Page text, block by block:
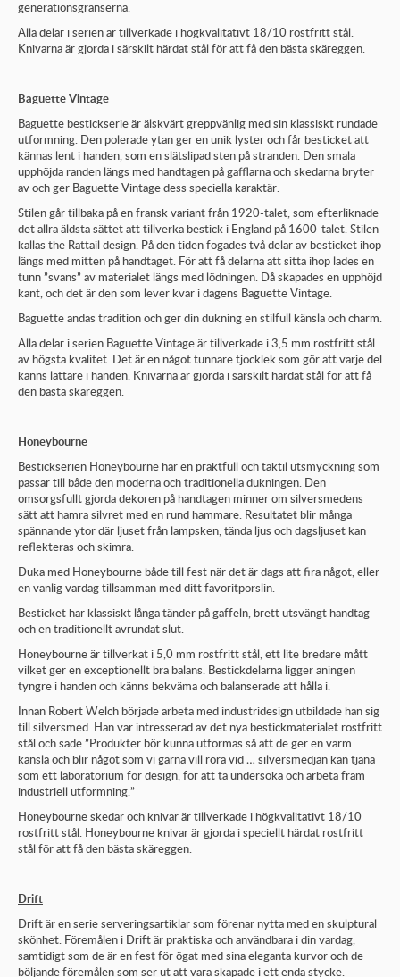
generationsgränserna.
Alla delar i serien är tillverkade i högkvalitativt 18/10 rostfritt stål.
Knivarna är gjorda i särskilt härdat stål för att få den bästa skäreggen.
Baguette Vintage
Baguette bestickserie är älskvärt greppvänlig med sin klassiskt rundade
utformning. Den polerade ytan ger en unik lyster och får besticket att
kännas lent i handen, som en slätslipad sten på stranden. Den smala
upphöjda randen längs med handtagen på gafflarna och skedarna bryter
av och ger Baguette Vintage dess speciella karaktär.
Stilen går tillbaka på en fransk variant från 1920-talet, som efterliknade
det allra äldsta sättet att tillverka bestick i England på 1600-talet. Stilen
kallas the Rattail design. På den tiden fogades två delar av besticket ihop
längs med mitten på handtaget. För att få delarna att sitta ihop lades en
tunn ”svans” av materialet längs med lödningen. Då skapades en upphöjd
kant, och det är den som lever kvar i dagens Baguette Vintage.
Baguette andas tradition och ger din dukning en stilfull känsla och charm.
Alla delar i serien Baguette Vintage är tillverkade i 3,5 mm rostfritt stål
av högsta kvalitet. Det är en något tunnare tjocklek som gör att varje del
känns lättare i handen. Knivarna är gjorda i särskilt härdat stål för att få
den bästa skäreggen.
Honeybourne
Bestickserien Honeybourne har en praktfull och taktil utsmyckning som
passar till både den moderna och traditionella dukningen. Den
omsorgsfullt gjorda dekoren på handtagen minner om silversmedens
sätt att hamra silvret med en rund hammare. Resultatet blir många
spännande ytor där ljuset från lampsken, tända ljus och dagsljuset kan
reflekteras och skimra.
Duka med Honeybourne både till fest när det är dags att fira något, eller
en vanlig vardag tillsamman med ditt favoritporslin.
Besticket har klassiskt långa tänder på gaffeln, brett utsvängt handtag
och en traditionellt avrundat slut.
Honeybourne är tillverkat i 5,0 mm rostfritt stål, ett lite bredare mått
vilket ger en exceptionellt bra balans. Bestickdelarna ligger aningen
tyngre i handen och känns bekväma och balanserade att hålla i.
Innan Robert Welch började arbeta med industridesign utbildade han sig
till silversmed. Han var intresserad av det nya bestickmaterialet rostfritt
stål och sade ”Produkter bör kunna utformas så att de ger en varm
känsla och blir något som vi gärna vill röra vid … silversmedjan kan tjäna
som ett laboratorium för design, för att ta undersöka och arbeta fram
industriell utformning.”
Honeybourne skedar och knivar är tillverkade i högkvalitativt 18/10
rostfritt stål. Honeybourne knivar är gjorda i speciellt härdat rostfritt
stål för att få den bästa skäreggen.
Drift
Drift är en serie serveringsartiklar som förenar nytta med en skulptural
skönhet. Föremålen i Drift är praktiska och användbara i din vardag,
samtidigt som de är en fest för ögat med sina eleganta kurvor och de
böljande föremålen som ser ut att vara skapade i ett enda stycke.